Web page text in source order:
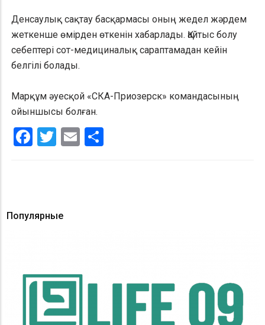
Денсаулық сақтау басқармасы оның жедел жәрдем
жеткенше өмірден өткенін хабарлады. Қайтыс болу
себептері сот-медициналық сараптамадан кейін
белгілі болады.
Марқұм әуесқой «СКА-Приозерск» командасының
ойыншысы болған.
Facebook
Twitter
Email
Популярные